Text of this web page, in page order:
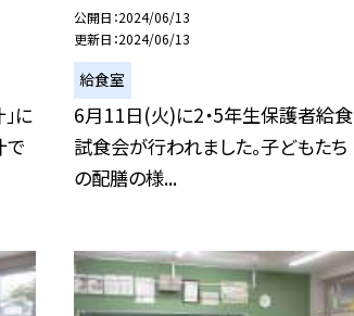
に
で
公開日 2024/06/13
更新日 2024/06/13
給食室
6月11日(火)に2・5年生保護者給食
試食会が行われました。子どもたち
の配膳の様...